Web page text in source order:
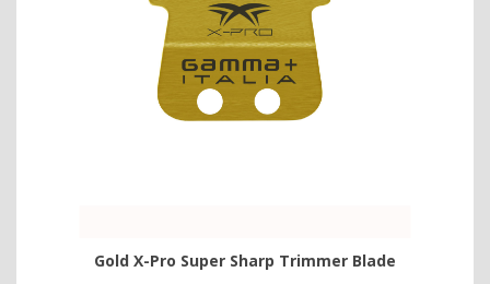
Gold X-Pro Super Sharp Trimmer Blade